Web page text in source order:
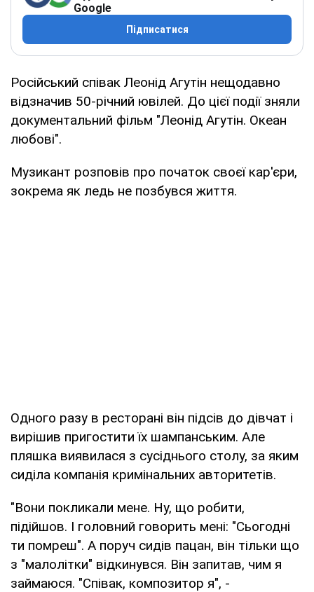
Google
Підписатися
Російський співак Леонід Агутін нещодавно
відзначив 50-річний ювілей. До цієї події зняли
документальний фільм "Леонід Агутін. Океан
любові".
Музикант розповів про початок своєї кар'єри,
зокрема як ледь не позбувся життя.
Одного разу в ресторані він підсів до дівчат і
вирішив пригостити їх шампанським. Але
пляшка виявилася з сусіднього столу, за яким
сиділа компанія кримінальних авторитетів.
"Вони покликали мене. Ну, що робити,
підійшов. І головний говорить мені: "Сьогодні
ти помреш". А поруч сидів пацан, він тільки що
з "малолітки" відкинувся. Він запитав, чим я
займаюся. "Співак, композитор я", -